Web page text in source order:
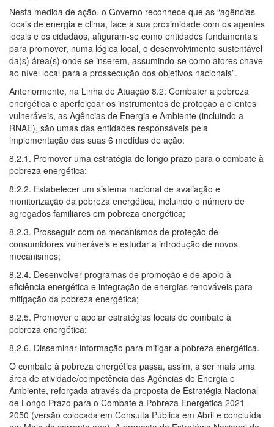
Nesta medida de ação, o Governo reconhece que as “agências
locais de energia e clima, face à sua proximidade com os agentes
locais e os cidadãos, afiguram-se como entidades fundamentais
para promover, numa lógica local, o desenvolvimento sustentável
da(s) área(s) onde se inserem, assumindo-se como atores chave
ao nível local para a prossecução dos objetivos nacionais”.
Anteriormente, na Linha de Atuação 8.2: Combater a pobreza
energética e aperfeiçoar os instrumentos de proteção a clientes
vulneráveis, as Agências de Energia e Ambiente (incluindo a
RNAE), são umas das entidades responsáveis pela
implementação das suas 6 medidas de ação:
8.2.1. Promover uma estratégia de longo prazo para o combate à
pobreza energética;
8.2.2. Estabelecer um sistema nacional de avaliação e
monitorização da pobreza energética, incluindo o número de
agregados familiares em pobreza energética;
8.2.3. Prosseguir com os mecanismos de proteção de
consumidores vulneráveis e estudar a introdução de novos
mecanismos;
8.2.4. Desenvolver programas de promoção e de apoio à
eficiência energética e integração de energias renováveis para
mitigação da pobreza energética;
8.2.5. Promover e apoiar estratégias locais de combate à
pobreza energética;
8.2.6. Disseminar informação para mitigar a pobreza energética.
O combate à pobreza energética passa, assim, a ser mais uma
área de atividade/competência das Agências de Energia e
Ambiente, reforçada através da proposta de Estratégia Nacional
de Longo Prazo para o Combate à Pobreza Energética 2021-
2050 (versão colocada em Consulta Pública em Abril e concluída